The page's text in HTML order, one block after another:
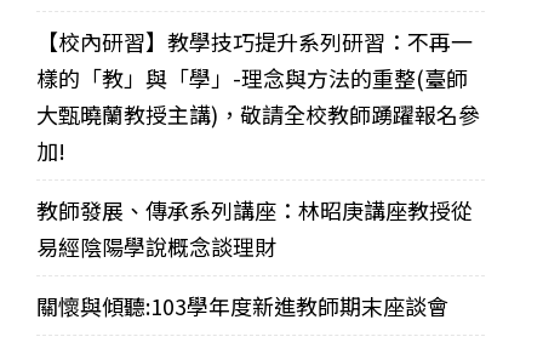
【校內研習】教學技巧提升系列研習：不再一
樣的「教」與「學」-理念與方法的重整(臺師
大甄曉蘭教授主講)，敬請全校教師踴躍報名參
加!
教師發展、傳承系列講座：林昭庚講座教授從
易經陰陽學說概念談理財
關懷與傾聽:103學年度新進教師期末座談會